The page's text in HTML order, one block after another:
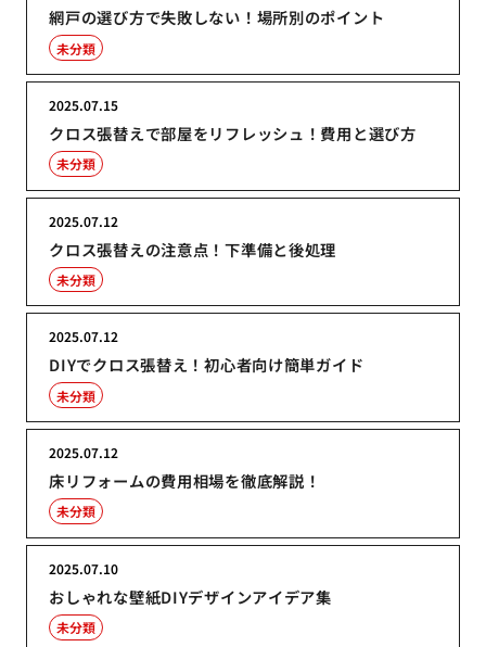
網戸の選び方で失敗しない！場所別のポイント
未分類
クロス張替えで部屋をリフレッシュ！費用と選び方
2025.07.15
未分類
クロス張替えの注意点！下準備と後処理
2025.07.12
未分類
DIYでクロス張替え！初心者向け簡単ガイド
2025.07.12
未分類
床リフォームの費用相場を徹底解説！
2025.07.12
未分類
おしゃれな壁紙DIYデザインアイデア集
2025.07.10
未分類